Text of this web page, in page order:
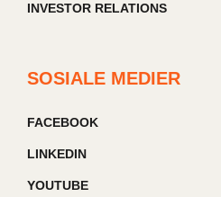
INVESTOR RELATIONS
SOSIALE MEDIER
FACEBOOK
LINKEDIN
YOUTUBE